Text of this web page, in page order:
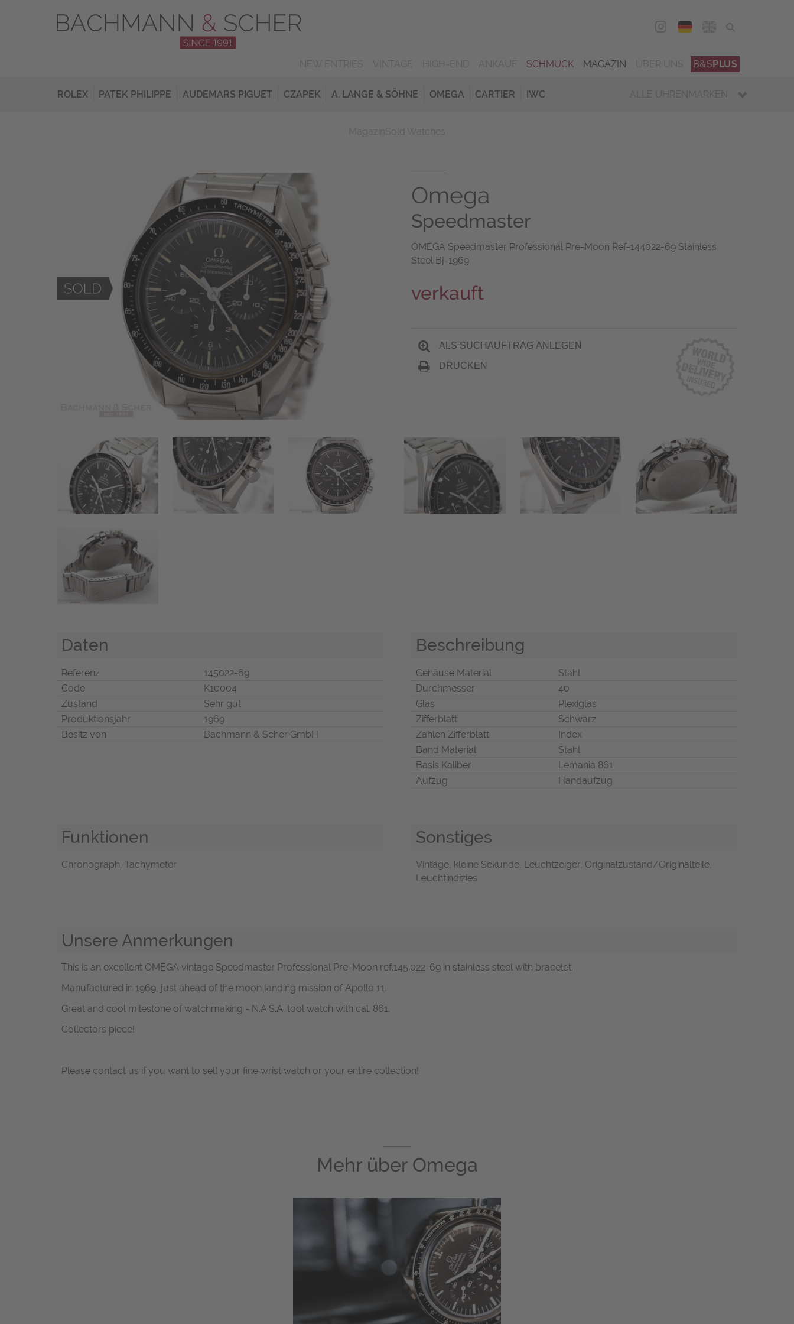
DEU
SCHMUCK MAGAZIN B&SPLUS
ROLEX PATEK PHILIPPE AUDEMARS PIGUET CZAPEK A. LANGE & SÖHNE OMEGA CARTIER IWC ALLE UHRENMARKEN
Omega
Speedmaster
OMEGA Speedmaster Professional Pre-Moon Ref-144022-69 Stainless
Steel Bj-1969
verkauft
ALS SUCHAUFTRAG ANLEGEN
DRUCKEN
Daten
Referenz
145022-69
Code
K10004
Zustand
Sehr gut
Produktionsjahr
1969
Besitz von
Bachmann & Scher GmbH
Beschreibung
Gehäuse Material
Stahl
Durchmesser
40
Glas
Plexiglas
Zifferblatt
Schwarz
Zahlen Zifferblatt
Index
Band Material
Stahl
Basis Kaliber
Lemania 861
Aufzug
Handaufzug
Funktionen
Chronograph, Tachymeter
Sonstiges
Vintage, kleine Sekunde, Leuchtzeiger, Originalzustand/Originalteile,
Leuchtindizies
Unsere Anmerkungen
This is an excellent OMEGA vintage Speedmaster Professional Pre-Moon ref.145.022-69 in stainless steel with bracelet.
Manufactured in 1969, just ahead of the moon landing mission of Apollo 11.
Great and cool milestone of watchmaking - N.A.S.A. tool watch with cal. 861.
Collectors piece!
Please contact us if you want to sell your fine wrist watch or your entire collection!
Mehr über Omega